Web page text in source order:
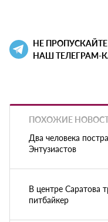
НЕ
НАШ ТЕЛЕГРАМ-
ПОХОЖИЕ
Два человека
Энтузиастов
В центре Саратова
питбайкер